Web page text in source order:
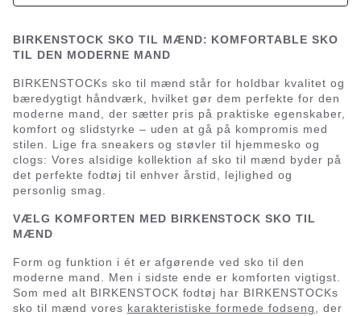
BIRKENSTOCK SKO TIL MÆND: KOMFORTABLE SKO
TIL DEN MODERNE MAND
BIRKENSTOCKs sko til mænd står for holdbar kvalitet og
bæredygtigt håndværk, hvilket gør dem perfekte for den
moderne mand, der sætter pris på praktiske egenskaber,
komfort og slidstyrke – uden at gå på kompromis med
stilen. Lige fra sneakers og støvler til hjemmesko og
clogs: Vores alsidige kollektion af sko til mænd byder på
det perfekte fodtøj til enhver årstid, lejlighed og
personlig smag.
VÆLG KOMFORTEN MED BIRKENSTOCK SKO TIL
MÆND
Form og funktion i ét er afgørende ved sko til den
moderne mand. Men i sidste ende er komforten vigtigst.
Som med alt BIRKENSTOCK fodtøj har BIRKENSTOCKs
sko til mænd vores karakteristiske formede fodseng
, der